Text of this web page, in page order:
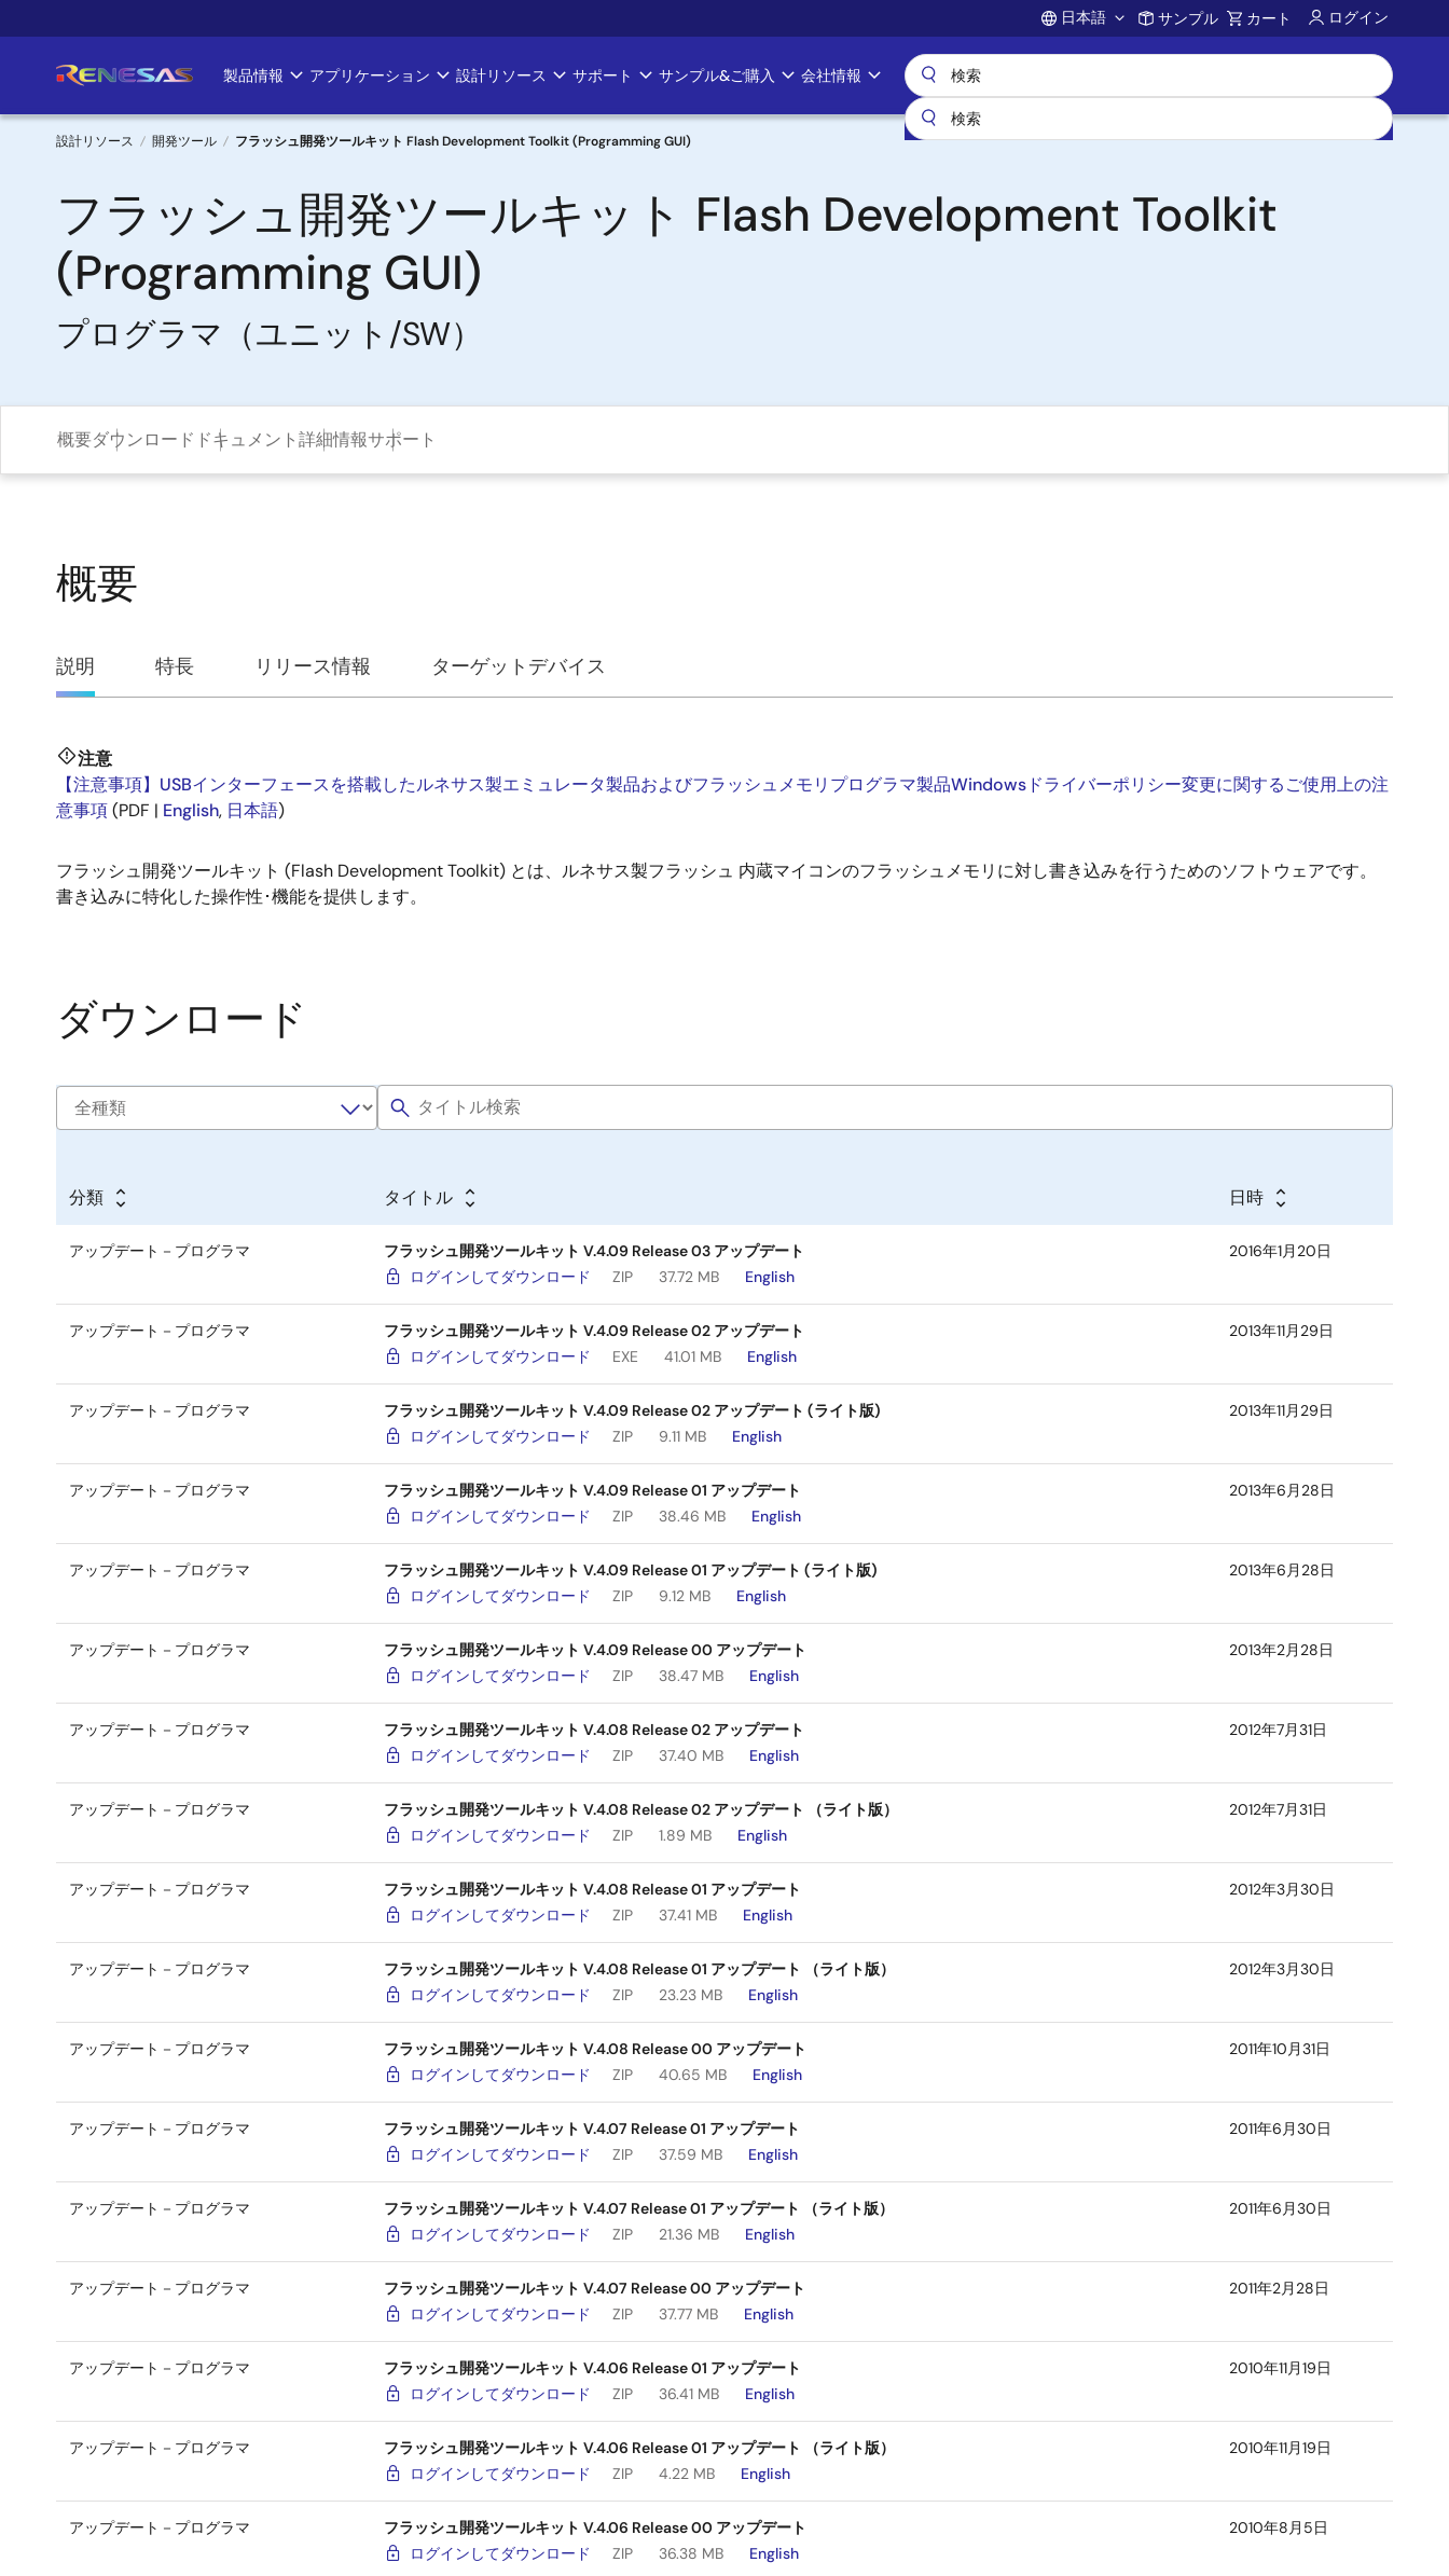
イ
ン
Account
日本語 サンプル カート ログイン
Main
navigation
製品情報 アプリケーション 設計リソース サポート サンプル&ご購入 会社情報
パ
ン
く
ず
設計リソース 開発ツール フラッシュ開発ツールキット Flash Development Toolkit (Programming GUI)
フラッシュ開発ツールキット Flash Development Toolkit
(Programming GUI)
プログラマ（ユニット/SW）
概要ダウンロード ドキュメント詳細情報サポート
概要
概
説明 特長 リリース情報 ターゲットデバイス
説
明
注意
【注意事項】USBインターフェースを搭載したルネサス製エミュレータ製品およびフラッシュメモリプログラマ製品Windowsドライバーポリシー変更に関するご使用上の注
意事項(PDF | English, 日本語)
フラッシュ開発ツールキット (Flash Development Toolkit) とは、ルネサス製フラッシュ 内蔵マイコンのフラッシュメモリに対し書き込みを行うためのソフトウェアです。
書き込みに特化した操作性･機能を提供します。
ダウンロード
分類 タイトル 日時
アップデート－プログラマ
フラッシュ開発ツールキット V.4.09 Release 03 アップデート
ログインしてダウンロード
ZIP 37.72 MB English
2016年1月20日
アップデート－プログラマ
フラッシュ開発ツールキット V.4.09 Release 02 アップデート
ログインしてダウンロード
EXE 41.01 MB English
2013年11月29日
アップデート－プログラマ
フラッシュ開発ツールキット V.4.09 Release 02 アップデート (ライト版)
ログインしてダウンロード
ZIP 9.11 MB English
2013年11月29日
アップデート－プログラマ
フラッシュ開発ツールキット V.4.09 Release 01 アップデート
ログインしてダウンロード
ZIP 38.46 MB English
2013年6月28日
アップデート－プログラマ
フラッシュ開発ツールキット V.4.09 Release 01 アップデート (ライト版)
ログインしてダウンロード
ZIP 9.12 MB English
2013年6月28日
アップデート－プログラマ
フラッシュ開発ツールキット V.4.09 Release 00 アップデート
ログインしてダウンロード
ZIP 38.47 MB English
2013年2月28日
アップデート－プログラマ
フラッシュ開発ツールキット V.4.08 Release 02 アップデート
ログインしてダウンロード
ZIP 37.40 MB English
2012年7月31日
アップデート－プログラマ
フラッシュ開発ツールキット V.4.08 Release 02 アップデート （ライト版）
ログインしてダウンロード
ZIP 1.89 MB English
2012年7月31日
アップデート－プログラマ
フラッシュ開発ツールキット V.4.08 Release 01 アップデート
ログインしてダウンロード
ZIP 37.41 MB English
2012年3月30日
アップデート－プログラマ
フラッシュ開発ツールキット V.4.08 Release 01 アップデート （ライト版）
ログインしてダウンロード
ZIP 23.23 MB English
2012年3月30日
アップデート－プログラマ
フラッシュ開発ツールキット V.4.08 Release 00 アップデート
ログインしてダウンロード
ZIP 40.65 MB English
2011年10月31日
アップデート－プログラマ
フラッシュ開発ツールキット V.4.07 Release 01 アップデート
ログインしてダウンロード
ZIP 37.59 MB English
2011年6月30日
アップデート－プログラマ
フラッシュ開発ツールキット V.4.07 Release 01 アップデート （ライト版）
ログインしてダウンロード
ZIP 21.36 MB English
2011年6月30日
アップデート－プログラマ
フラッシュ開発ツールキット V.4.07 Release 00 アップデート
ログインしてダウンロード
ZIP 37.77 MB English
2011年2月28日
アップデート－プログラマ
フラッシュ開発ツールキット V.4.06 Release 01 アップデート
ログインしてダウンロード
ZIP 36.41 MB English
2010年11月19日
アップデート－プログラマ
フラッシュ開発ツールキット V.4.06 Release 01 アップデート （ライト版）
ログインしてダウンロード
ZIP 4.22 MB English
2010年11月19日
アップデート－プログラマ
フラッシュ開発ツールキット V.4.06 Release 00 アップデート
ログインしてダウンロード
ZIP 36.38 MB English
2010年8月5日